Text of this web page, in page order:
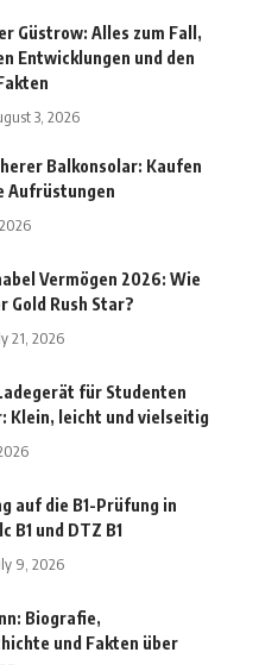
Güstrow: Alles zum Fall,
Entwicklungen und den
3, 2026
Balkonsolar: Kaufen
Aufrüstungen
Vermögen 2026: Wie
Gold Rush Star?
21, 2026
für Studenten
Klein, leicht und vielseitig
auf die B1-Prüfung in
B1 und DTZ B1
9, 2026
Biografie,
und Fakten über